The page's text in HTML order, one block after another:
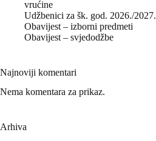
vrućine
Udžbenici za šk. god. 2026./2027.
Obavijest – izborni predmeti
Obavijest – svjedodžbe
Najnoviji komentari
Nema komentara za prikaz.
Arhiva